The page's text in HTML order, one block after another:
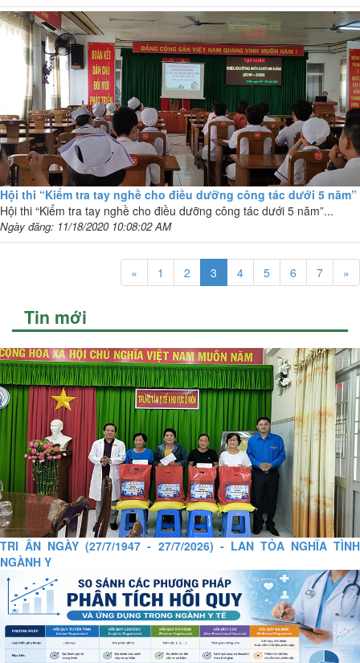
Hội thi “Kiểm tra tay nghề cho điều dưỡng công tác dưới 5 năm”
Hội thi “Kiểm tra tay nghề cho điều dưỡng công tác dưới 5 năm”...
Ngày đăng: 11/18/2020 10:08:02 AM
« 1 2 3 4 5 6 7 »
Tin mới
TRI ÂN NGÀY (27/7/1947 - 27/7/2026) - LAN TỎA NGHĨA TÌNH
NGÀNH Y